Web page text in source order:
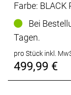
Farbe: BLACK
Bei
Tagen.
pro Stück inkl.
499,99 €